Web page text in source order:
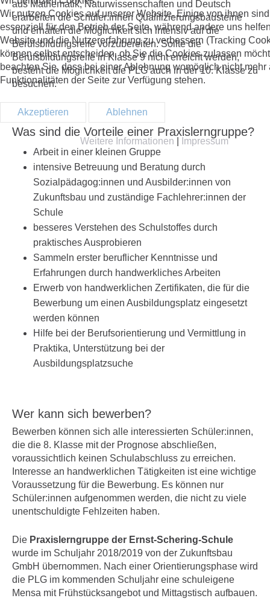
aus Mathematik, Naturwissenschaften und Deutsch
erarbeiten die Schüler:innen Qualifizierungsbausteine
und erhalten die Möglichkeit sich intensiv auf die
Berufsbildungsreife vorzubereiten. Sollte die
Berufsbildungsreife in Klasse 9 nicht erreicht werden,
besteht die Möglichkeit die PLG auch in der 10. Klasse zu
besuchen.
Was sind die Vorteile einer Praxislerngruppe?
Arbeit in einer kleinen Gruppe
intensive Betreuung und Beratung durch
Sozialpädagog:innen und Ausbilder:innen von
Zukunftsbau und zuständige Fachlehrer:innen der
Schule
besseres Verstehen des Schulstoffes durch
praktisches Ausprobieren
Sammeln erster beruflicher Kenntnisse und
Erfahrungen durch handwerkliches Arbeiten
Erwerb von handwerklichen Zertifikaten, die für die
Bewerbung um einen Ausbildungsplatz eingesetzt
werden können
Hilfe bei der Berufsorientierung und Vermittlung in
Praktika, Unterstützung bei der
Ausbildungsplatzsuche
Wer kann sich bewerben?
Bewerben können sich alle interessierten Schüler:innen,
die die 8. Klasse mit der Prognose abschließen,
voraussichtlich keinen Schulabschluss zu erreichen.
Interesse an handwerklichen Tätigkeiten ist eine wichtige
Voraussetzung für die Bewerbung. Es können nur
Schüler:innen aufgenommen werden, die nicht zu viele
unentschuldigte Fehlzeiten haben.
Die Praxislerngruppe der Ernst-Schering-Schule
wurde im Schuljahr 2018/2019 von der Zukunftsbau
GmbH übernommen. Nach einer Orientierungsphase wird
die PLG im kommenden Schuljahr eine schuleigene
Mensa mit Frühstücksangebot und Mittagstisch aufbauen.
Wir nutzen Cookies auf unserer Website. Einige von ihnen sind
essenziell für den Betrieb der Seite, während andere uns
Website und die Nutzererfahrung zu verbessern (Tracking
können selbst entscheiden, ob Sie die Cookies zulassen
beachten Sie, dass bei einer Ablehnung womöglich nicht mehr
Funktionalitäten der Seite zur Verfügung stehen.
Akzeptieren Ablehnen
Weitere Informationen Impressum